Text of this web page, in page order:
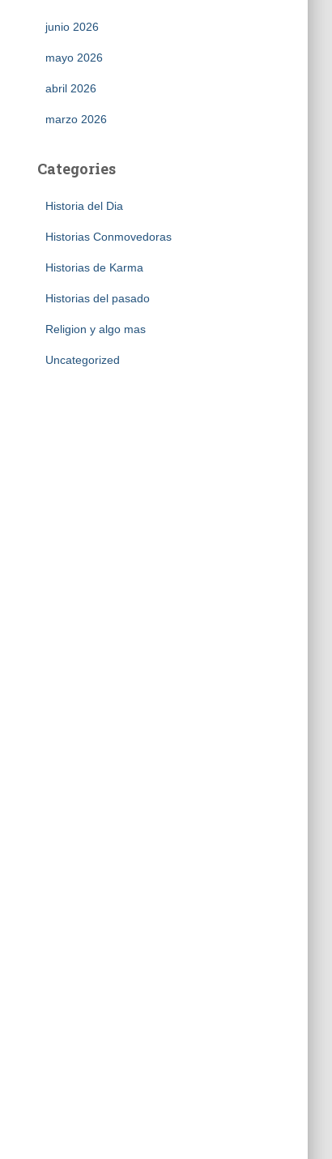
junio 2026
mayo 2026
abril 2026
marzo 2026
Categories
Historia del Dia
Historias Conmovedoras
Historias de Karma
Historias del pasado
Religion y algo mas
Uncategorized